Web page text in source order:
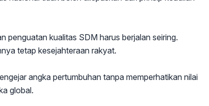
penguatan kualitas SDM harus berjalan seiring.
tetap kesejahteraan rakyat.
angka pertumbuhan tanpa memperhatikan nilai
global.